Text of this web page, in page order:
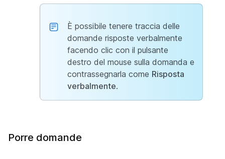
È possibile tenere traccia delle
domande risposte verbalmente
facendo clic con il pulsante
destro del mouse sulla domanda e
contrassegnarla come Risposta
verbalmente.
Porre domande